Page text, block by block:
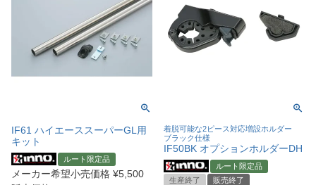
IF61 ハイエーススーパーGL用
キット
ルート限定品
メーカー希望小売価格 ¥5,500
着脱可能な2ピース対応増設ホルダー
ブラック仕様
IF50BK オプションホルダーDH
ルート限定品
生産終了
販売終了